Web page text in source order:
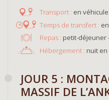
en
Repas : petit-déjeuner
Hébergement : nuit en
JOUR 5 :
MASSIF DE